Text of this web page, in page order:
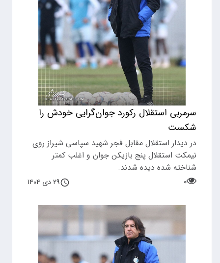
سرمربی استقلال رکورد جوان‌گرایی خودش را
شکست
در دیدار استقلال مقابل فجر شهید سپاسی شیراز روی
نیمکت استقلال پنج بازیکن جوان و اغلب کمتر
شناخته شده دیده شدند.
۰
۲۹ دی ۱۴۰۴